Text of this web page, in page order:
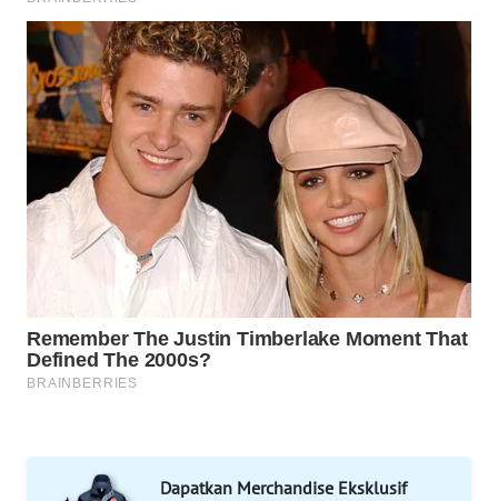
Dapatkan Merchandise Eksklusif
WAHANANEWS
ID
WAHANANEWS
CO ID
WAHANANEWS
NET
WAHANA
UMKM
SELEB